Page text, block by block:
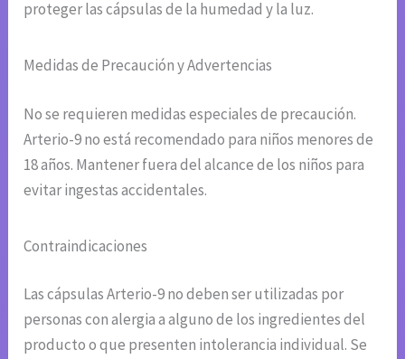
proteger las cápsulas de la humedad y la luz.
Medidas de Precaución y Advertencias
No se requieren medidas especiales de precaución.
Arterio-9 no está recomendado para niños menores de
18 años. Mantener fuera del alcance de los niños para
evitar ingestas accidentales.
Contraindicaciones
Las cápsulas Arterio-9 no deben ser utilizadas por
personas con alergia a alguno de los ingredientes del
producto o que presenten intolerancia individual. Se